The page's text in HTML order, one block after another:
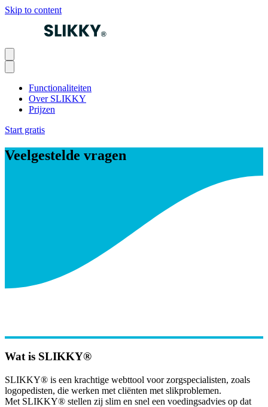
Skip to content
Functionaliteiten
Over SLIKKY
Prijzen
Start gratis
Veelgestelde vragen
Wat is SLIKKY®
SLIKKY® is een krachtige webttool voor zorgspecialisten, zoals
logopedisten, die werken met cliënten met slikproblemen.
Met SLIKKY® stellen zij slim en snel een voedingsadvies op dat